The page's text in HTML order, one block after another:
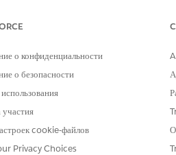
количество ошибок, связанных с
и предписанию пациента.
стать лучше!
о конфиденциальности
о безопасности
cookie-файлов
Privacy Choices